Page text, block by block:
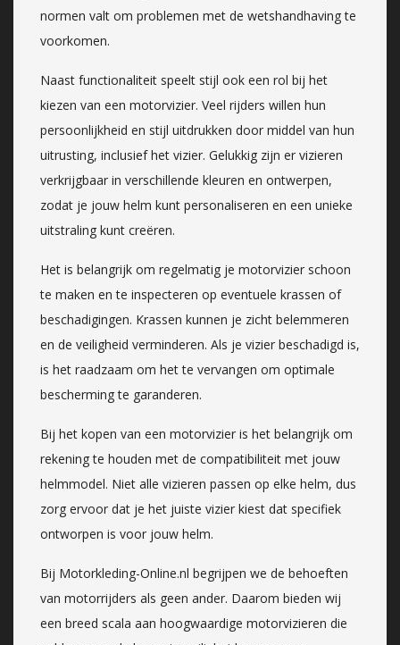
normen valt om problemen met de wetshandhaving te
voorkomen.
Naast functionaliteit speelt stijl ook een rol bij het
kiezen van een motorvizier. Veel rijders willen hun
persoonlijkheid en stijl uitdrukken door middel van hun
uitrusting, inclusief het vizier. Gelukkig zijn er vizieren
verkrijgbaar in verschillende kleuren en ontwerpen,
zodat je jouw helm kunt personaliseren en een unieke
uitstraling kunt creëren.
Het is belangrijk om regelmatig je motorvizier schoon
te maken en te inspecteren op eventuele krassen of
beschadigingen. Krassen kunnen je zicht belemmeren
en de veiligheid verminderen. Als je vizier beschadigd is,
is het raadzaam om het te vervangen om optimale
bescherming te garanderen.
Bij het kopen van een motorvizier is het belangrijk om
rekening te houden met de compatibiliteit met jouw
helmmodel. Niet alle vizieren passen op elke helm, dus
zorg ervoor dat je het juiste vizier kiest dat specifiek
ontworpen is voor jouw helm.
Bij Motorkleding-Online.nl begrijpen we de behoeften
van motorrijders als geen ander. Daarom bieden wij
een breed scala aan hoogwaardige motorvizieren die